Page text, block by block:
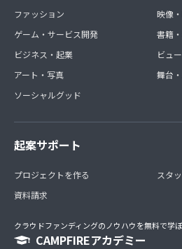
ファッション
ゲーム・サービス開発
ビジネス・起業
アート・写真
ソーシャルグッド
映像
書籍
ビュ
舞台
起案サポート
プロジェクトを作る
資料請求
スタ
クラウドファンディングのノウハウを無料で学
CAMPFIREアカデミー